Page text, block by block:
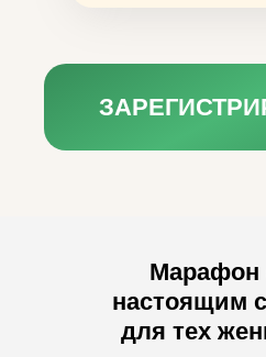
Марафон
настоящим
для тех